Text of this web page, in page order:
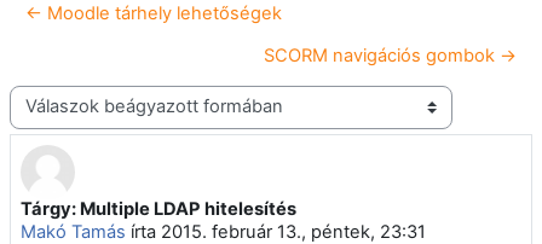
← Moodle tárhely lehetőségek
SCORM navigációs gombok →
Megjelenítési mód
Tárgy: Multiple LDAP hitelesítés
Makó Tamás írta 2015. február 13., péntek, 23:31
Válaszok szám: 0